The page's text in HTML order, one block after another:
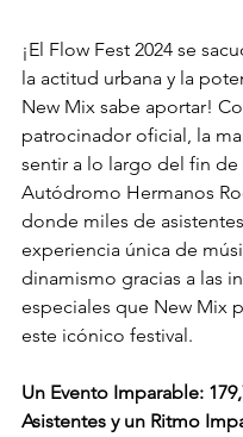
¡El Flow Fest 2024 se
la actitud urbana y la
New Mix sabe aportar!
patrocinador oficial, la
sentir a lo largo del fin de
Autódromo Hermanos
donde miles de
experiencia única de
dinamismo gracias a las
especiales que New Mix
este icónico festival.
Un Evento Imparable:
Asistentes y un Ritmo